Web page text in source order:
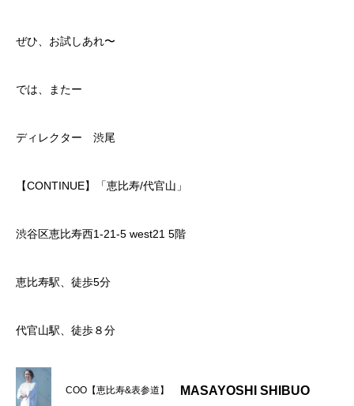
ぜひ、お試しあれ〜
では、またー
ディレクター 渋尾
【CONTINUE】「恵比寿/代官山」
渋谷区恵比寿西1-21-5 west21 5階
恵比寿駅、徒歩5分
代官山駅、徒歩８分
COO【恵比寿&表参道】 MASAYOSHI SHIBUO